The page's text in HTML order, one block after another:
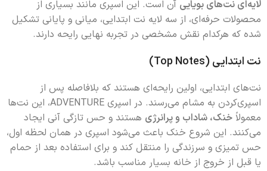
لایه‌ای نت‌های بویایی آن است. این اسپری مانند بسیاری از
محصولات حرفه‌ای، از سه لایه نت ابتدایی، میانی و پایانی تشکیل
شده که هرکدام نقش مشخصی در تجربه نهایی رایحه دارند.
نت ابتدایی (Top Notes)
نت‌های ابتدایی، اولین رایحه‌ای هستند که بلافاصله پس از
اسپری‌کردن به مشام می‌رسند. در اسپری ADVENTURE، این نت‌ها
معمولاً خنک، شاداب و پرانرژی هستند و حس تازگی آنی ایجاد
می‌کنند. این شروع خنک باعث می‌شود اسپری در همان لحظه اول،
حس تمیزی و سرزندگی را منتقل کند و برای استفاده بعد از حمام
یا قبل از خروج از خانه بسیار مناسب باشد.